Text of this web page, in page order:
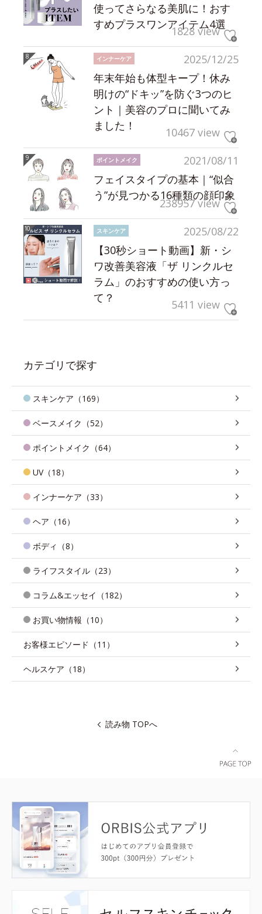
使ってさらなる美肌に！おす
すめプラスワンアイテム4選
1828 view
2025/12/25
インナーケア
年末年始も体型キープ！休み
明けの“ドキッ”を防ぐ3つのヒ
ント｜美容のプロに聞いてみ
ました！
10467 view
2021/08/11
ポイントメイク
フェイスタイプの基本｜“似合
う”が見つかる16種類の顔印象
238957 view
2025/08/22
スキンケア
【30秒ショート動画】新・シ
ワ改善美容液「ザ リンクルセ
ラム」のおすすめの使い方っ
て？
5411 view
カテゴリで探す
スキンケア（169）
ベースメイク（52）
ポイントメイク（64）
UV（18）
インナーケア（33）
ヘア（16）
ボディ（8）
ライフスタイル（23）
コラム&エッセイ（182）
お買い物情報（10）
お客様エピソード（11）
ヘルスケア（18）
読み物 TOPへ